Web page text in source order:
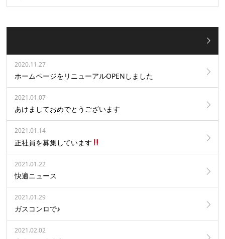
2020.11.27
ホームページをリニューアルOPENしました
2021.01.07
あけましておめでとうございます
2021.01.14
正社員を募集しています
2021.01.22
快適ニュース
2021.01.29
ガスコンロで♪
2021.02.02